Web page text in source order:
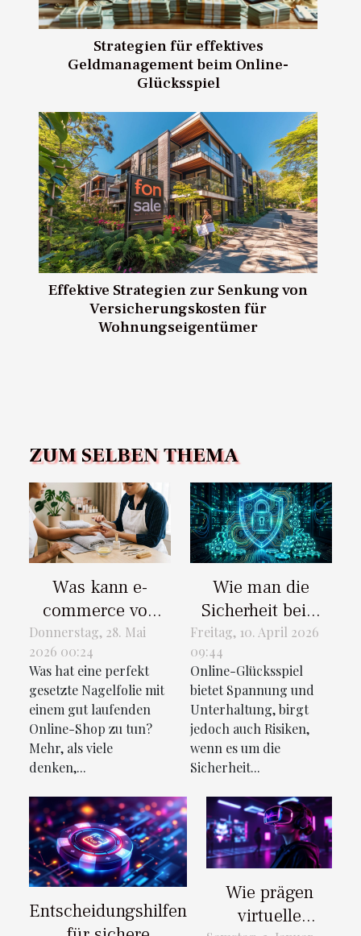
Strategien für effektives
Geldmanagement beim Online-
Glücksspiel
Effektive Strategien zur Senkung von
Versicherungskosten für
Wohnungseigentümer
ZUM SELBEN THEMA
Was kann e-
commerce von
der präzision
einer maniküre
lernen?
Donnerstag, 28. Mai
2026 00:24
Was hat eine perfekt
gesetzte Nagelfolie mit
einem gut laufenden
Online-Shop zu tun?
Mehr, als viele
denken,...
Wie man die
Sicherheit beim
Online-
Glücksspiel
sicherstellt
Freitag, 10. April 2026
09:44
Online-Glücksspiel
bietet Spannung und
Unterhaltung, birgt
jedoch auch Risiken,
wenn es um die
Sicherheit...
Entscheidungshilfen
Wie prägen
virtuelle